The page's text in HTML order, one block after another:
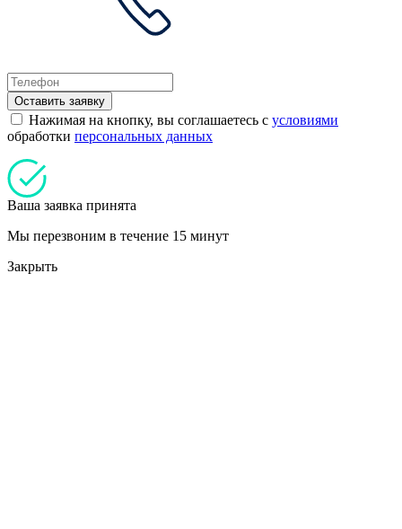
Оставить заявку
Нажимая на кнопку, вы соглашаетесь с условиями
обработки персональных данных
Ваша заявка принята
Мы перезвоним в течение 15 минут
Закрыть